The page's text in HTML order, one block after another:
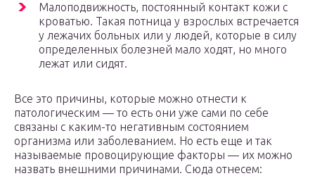
Малоподвижность, постоянный контакт кожи с
кроватью. Такая потница у взрослых встречается
у лежачих больных или у людей, которые в силу
определенных болезней мало ходят, но много
лежат или сидят.
Все это причины, которые можно отнести к
патологическим — то есть они уже сами по себе
связаны с каким-то негативным состоянием
организма или заболеванием. Но есть еще и так
называемые провоцирующие факторы — их можно
назвать внешними причинами. Сюда отнесем: